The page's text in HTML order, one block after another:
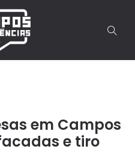
em Campos
e tiro